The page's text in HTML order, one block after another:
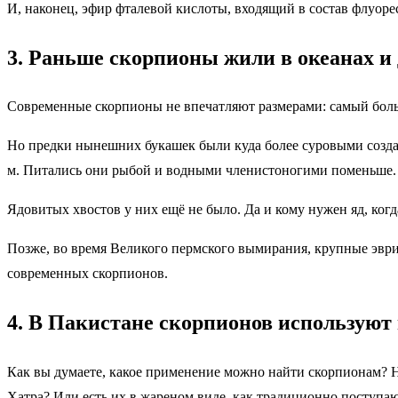
И, наконец, эфир фталевой кислоты, входящий в состав
3. Раньше скорпионы жили в океанах и
Современные скорпионы не впечатляют размерами: самый
Но предки нынешних букашек были куда более суровыми
м. Питались они рыбой и водными членистоногими поменьше.
Ядовитых хвостов у них ещё не было. Да и кому нужен яд,
Позже, во время Великого пермского вымирания, крупные
современных скорпионов.
4. В Пакистане скорпионов используют
Как вы думаете, какое применение можно найти